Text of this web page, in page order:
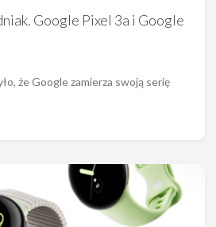
Google Pixel 3a i Google
że Google zamierza swoją serię